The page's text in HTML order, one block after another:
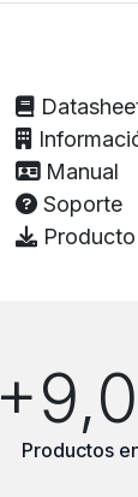
Manual
Soporte
Producto
Productos